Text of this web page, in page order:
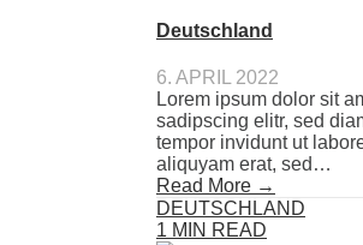
Deutschland
6. APRIL 2022
Lorem ipsum dolor sit
sadipscing elitr, sed
tempor invidunt ut
aliquyam erat, sed…
Read More →
DEUTSCHLAND
1 MIN READ